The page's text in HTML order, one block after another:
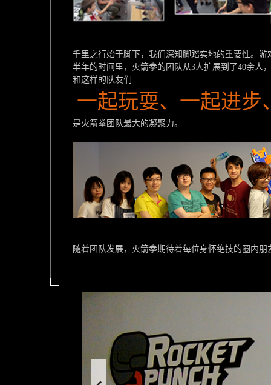
千里之行始于脚下，我们深知脚踏实地的重要性。
半年的时间里，火箭拳的团队从3人扩展到了40余人
和这样的队友们
一起玩耍、一起进步
是火箭拳团队最大的凝聚力。
随着团队发展，火箭拳期待着每位身怀绝技的圈内